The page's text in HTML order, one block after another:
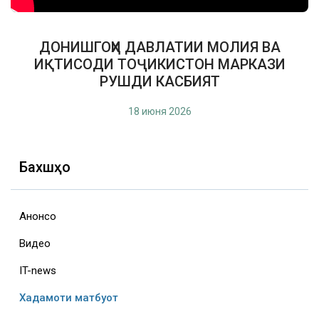
ДОНИШГОҲИ ДАВЛАТИИ МОЛИЯ ВА
ИҚТИСОДИ ТОҶИКИСТОН МАРКАЗИ
РУШДИ КАСБИЯТ
18 июня 2026
Бахшҳо
Анонсҳо
Видео
IT-news
Хадамоти матбуот